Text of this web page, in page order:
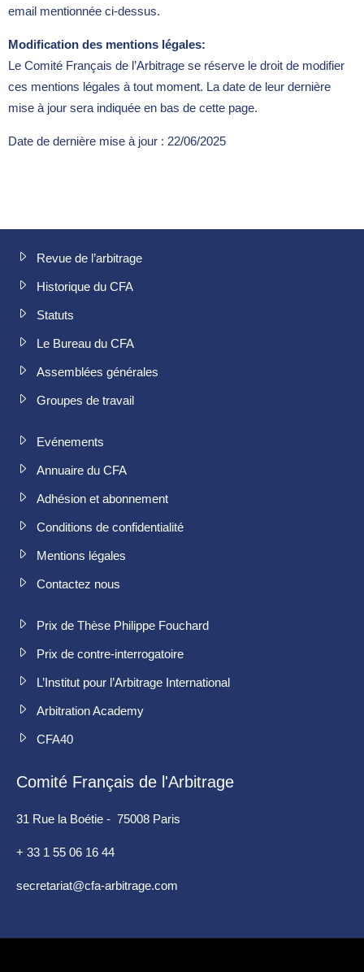
email mentionnée ci-dessus.
Modification des mentions légales:
Le Comité Français de l’Arbitrage se réserve le droit de modifier
ces mentions légales à tout moment. La date de leur dernière
mise à jour sera indiquée en bas de cette page.
Date de dernière mise à jour : 22/06/2025
Revue de l’arbitrage
Historique du CFA
Statuts
Le Bureau du CFA
Assemblées générales
Groupes de travail
Evénements
Annuaire du CFA
Adhésion et abonnement
Conditions de confidentialité
Mentions légales
Contactez nous
Prix de Thèse Philippe Fouchard
Prix de contre-interrogatoire
L’Institut pour l’Arbitrage International
Arbitration Academy
CFA40
Comité Français de l'Arbitrage
31 Rue la Boétie - 75008 Paris
+ 33 1 55 06 16 44
secretariat@cfa-arbitrage.com